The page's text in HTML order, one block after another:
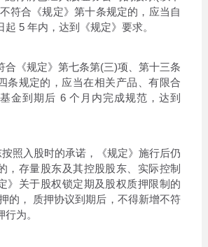
符合《规定》第十条规定的，应当自
起 5 年内，达到《规定》要求。
《规定》第七条第(三)项、第十三条
条规定的，应当在相关产品、有限合
金到期后 6 个月内完成规范，达到
入股时的承诺，《规定》施行后仍
，存量股东及其控股股东、实际控制
》关于股权锁定期及股权质押限制的
的， 质押协议到期后，不得新增不符
为。